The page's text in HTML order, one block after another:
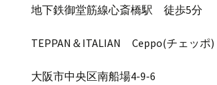
地下鉄御堂筋線心斎橋駅 徒歩5分
TEPPAN＆ITALIAN Ceppo(チェッポ)
大阪市中央区南船場4-9-6